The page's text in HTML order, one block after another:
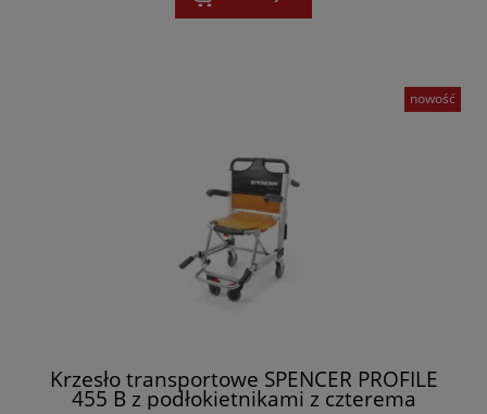
Krzesło transportowe SPENCER PROFILE
455 B z podłokietnikami z czterema
nowość